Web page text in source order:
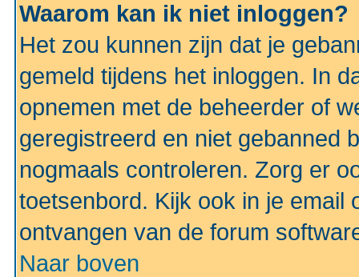
Waarom kan ik niet inloggen?
Het zou kunnen zijn dat je
gemeld tijdens het inloggen. In
opnemen met de beheerder of
geregistreerd en niet gebanned
nogmaals controleren. Zorg er
toetsenbord. Kijk ook in je email
ontvangen van de forum
Naar boven